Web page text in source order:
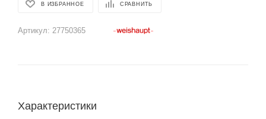
В ИЗБРАННОЕ СРАВНИТЬ
Артикул: 27750365
Характеристики